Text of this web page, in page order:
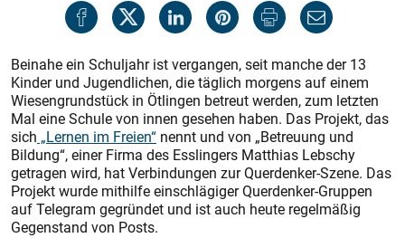
Beinahe ein Schuljahr ist vergangen, seit manche der 13
Kinder und Jugendlichen, die täglich morgens auf einem
Wiesengrundstück in Ötlingen betreut werden, zum letzten
Mal eine Schule von innen gesehen haben. Das Projekt, das
sich „Lernen im Freien“ nennt und von „Betreuung und
Bildung“, einer Firma des Esslingers Matthias Lebschy
getragen wird, hat Verbindungen zur Querdenker-Szene. Das
Projekt wurde mithilfe einschlägiger Querdenker-Gruppen
auf Telegram gegründet und ist auch heute regelmäßig
Gegenstand von Posts.